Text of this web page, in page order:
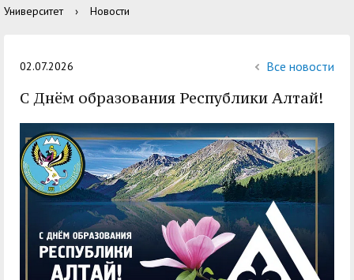
организация высшей
обучающихся ГАГУ
Образовательный
модуль «Обучение
служением»
Информация о
предоставлении
академического
отпуска обучающимся
Университет › Новости
02.07.2026 Все новости
С Днём образования Республики Алтай!